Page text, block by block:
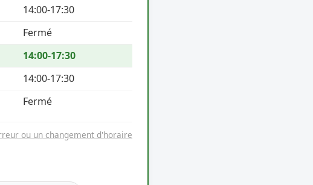
14:00-17:30
Fermé
14:00-17:30
14:00-17:30
Fermé
ou un changement d'horaire